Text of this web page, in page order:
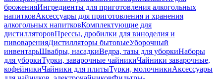
броженияИнгредиенты для приготовления алкогольных
напитковАксессуары для приготовления и хранения
алкогольных напитковКомплектующие для
дистилляторовПрессы, дробилки для виноделия и
пивоваренияДистилляторы бытовыеУборочный
инвентарьШвабры, насадкиВедра, тазы для уборкиНаборы
для уборкиТурки, заварочные чайникиЧайники заварочные,
кофейникиЧайники для плитыТурки, молочникиАксессуары